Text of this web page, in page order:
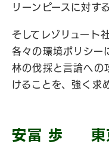
リーンピースに対す
そしてレゾリュート
各々の環境ポリシー
林の伐採と言論への
けることを、強く求
安冨 歩 東